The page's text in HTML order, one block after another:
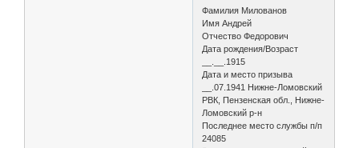
Фамилия Милованов
Имя Андрей
Отчество Федорович
Дата рождения/Возраст
__.__.1915
Дата и место призыва
__.07.1941 Нижне-Ломовский
РВК, Пензенская обл., Нижне-
Ломовский р-н
Последнее место службы п/п
24085